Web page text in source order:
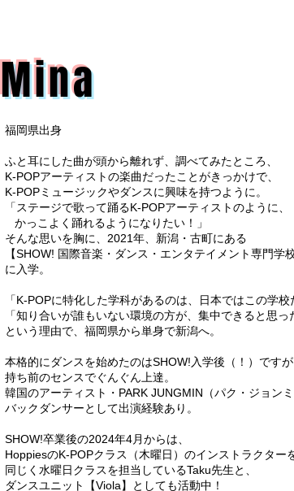
Mina
福岡県出身
ふと耳にした曲が頭から離れず、調べてみたところ、
K-POPアーティストの楽曲だったことがきっかけで、
K-POPミュージックやダンスに興味を持つように。
「ステージで歌って踊るK-POPアーティストのように、
かっこよく踊れるようになりたい！」
そんな思いを胸に、2021年、新潟・古町にある
【SHOW! 国際音楽・ダンス・エンタテイメント専門学
に入学。
「K-POPに特化した学科があるのは、日本ではこの学校
「知り合いが誰もいない環境の方が、集中できると思っ
という理由で、福岡県から単身で新潟へ。
本格的にダンスを始めたのはSHOW!入学後（！）ですが
持ち前のセンスでぐんぐん上達。
韓国のアーティスト・PARK JUNGMIN（パク・ジョン
バックダンサーとして出演経験あり。
SHOW!卒業後の2024年4月からは、
HoppiesのK-POPクラス（木曜日）のインストラクター
同じく水曜日クラスを担当しているTaku先生と、
ダンスユニット【Viola】としても活動中！